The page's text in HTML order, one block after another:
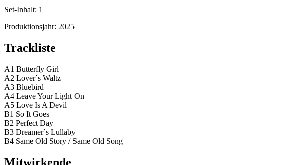
Set-Inhalt: 1
Produktionsjahr: 2025
Trackliste
A1 Butterfly Girl
A2 Lover´s Waltz
A3 Bluebird
A4 Leave Your Light On
A5 Love Is A Devil
B1 So It Goes
B2 Perfect Day
B3 Dreamer´s Lullaby
B4 Same Old Story / Same Old Song